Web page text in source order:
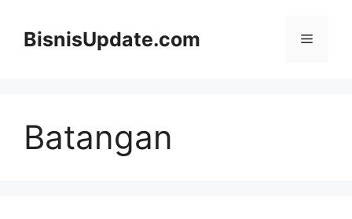
BisnisUpdate.com Menu
Batangan